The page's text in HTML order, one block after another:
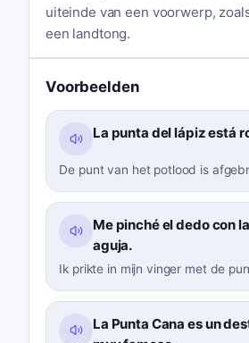
uiteinde van een voorwerp,
een landtong.
Voorbeelden
La punta del lápiz está
De punt van het potlood is
Me pinché el dedo con
aguja.
Ik prikte in mijn vinger met de
La Punta Cana es un